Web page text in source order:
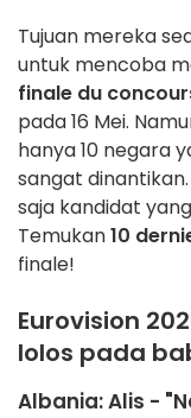
Tujuan mereka
untuk mencoba
finale du
pada 16 Mei.
hanya 10 negara
sangat
saja kandidat
Temukan10
finale!
Eurovision
lolos pada
Albania:Alis -